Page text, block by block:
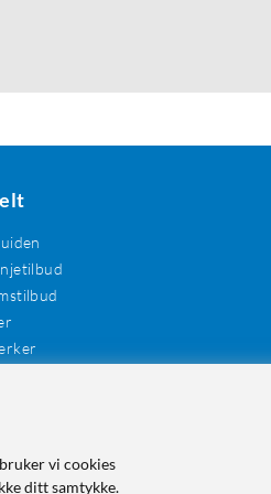
vi cookies
ditt samtykke.